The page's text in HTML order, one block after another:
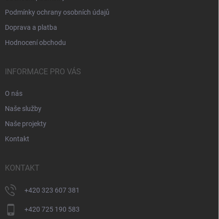
Podmínky ochrany osobních údajů
Doprava a platba
Hodnocení obchodu
INFORMACE PRO VÁS
O nás
Naše služby
Naše projekty
Kontakt
KONTAKT
+420 323 607 381
+420 725 190 583